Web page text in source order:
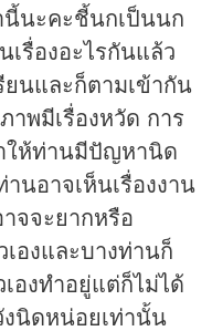
นี้นะคะชี้นกเป็นนก
เรื่องอะไรกันแล้ว
นและก็ตามเข้ากัน
าพมีเรื่องหวัด การ
ให้ท่านมีปัญหานิด
นอาจเห็นเรื่องงาน
จจะยากหรือ
องและบางท่านก็
องทำอยู่แต่ก็ไม่ได้
นิดหน่อยเท่านั้น